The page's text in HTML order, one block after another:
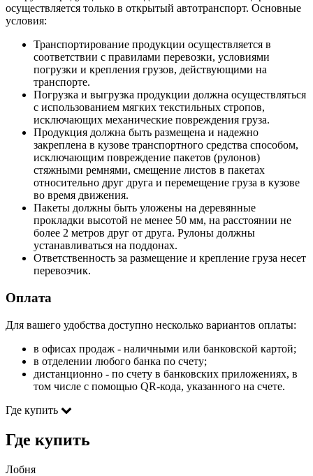
осуществляется только в открытый автотранспорт. Основные
условия:
Транспортирование продукции осуществляется в
соответствии с правилами перевозки, условиями
погрузки и крепления грузов, действующими на
транспорте.
Погрузка и выгрузка продукции должна осуществляться
с использованием мягких текстильных стропов,
исключающих механические повреждения груза.
Продукция должна быть размещена и надежно
закреплена в кузове транспортного средства способом,
исключающим повреждение пакетов (рулонов)
стяжными ремнями, смещение листов в пакетах
относительно друг друга и перемещение груза в кузове
во время движения.
Пакеты должны быть уложены на деревянные
прокладки высотой не менее 50 мм, на расстоянии не
более 2 метров друг от друга. Рулоны должны
устанавливаться на поддонах.
Ответственность за размещение и крепление груза несет
перевозчик.
Оплата
Для вашего удобства доступно несколько вариантов оплаты:
в офисах продаж - наличными или банковской картой;
в отделении любого банка по счету;
дистанционно - по счету в банковских приложениях, в
том числе с помощью QR-кода, указанного на счете.
Где купить
Где купить
Лобня